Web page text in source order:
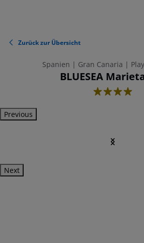
Zurück zur Übersicht
Spanien | Gran Canaria |
BLUESEA
4
Previous
Next